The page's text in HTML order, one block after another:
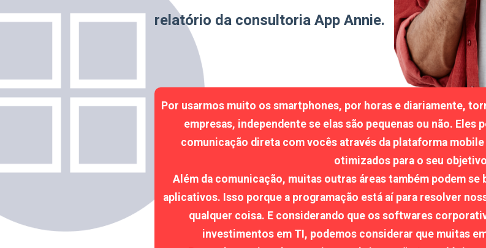
relatório da consultoria App Annie.
Por usarmos muito os smartphones, por horas e diariamente,
empresas, independente se elas são pequenas ou não. Eles
comunicação direta com vocês através da plataforma
otimizados para o seu
Além da comunicação, muitas outras áreas também podem
aplicativos. Isso porque a programação está aí para resolver
qualquer coisa. E considerando que os softwares
investimentos em TI, podemos considerar que muitas